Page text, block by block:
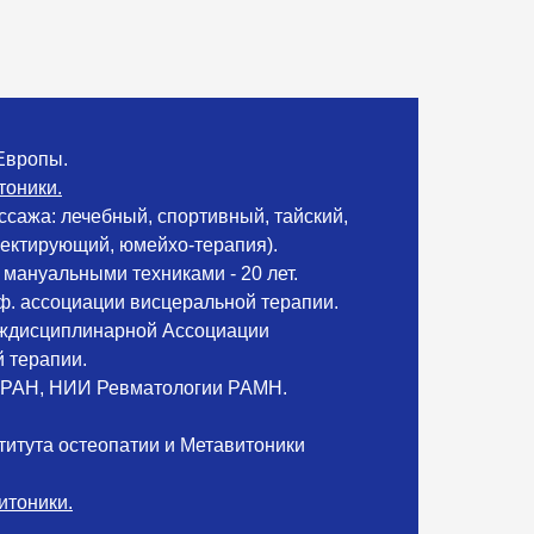
лечебный, спортивный, тайский,
юмейхо-терапия).
техниками - 20 лет.
ассоциации висцеральной терапии.
Ассоциации
терапии.
НИИ Ревматологии РАМН.
остеопатии и Метавитоники